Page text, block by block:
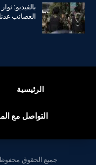
بالفيديو:
العصائب
الرئيسية
التواصل مع
جميع الحقوق